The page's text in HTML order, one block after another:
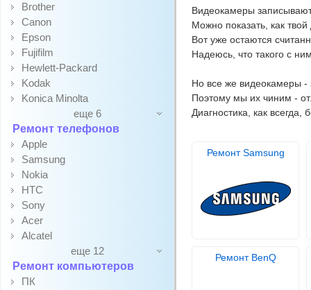
Brother
Canon
Epson
Fujifilm
Hewlett-Packard
Kodak
Konica Minolta
еще 6
Ремонт телефонов
Apple
Samsung
Nokia
HTC
Sony
Acer
Alcatel
еще 12
Ремонт компьютеров
ПК
Видеокамеры
Можно показать, как
Вот уже остаются
Надеюсь, что такого с
Но все же видеокамеры -
Поэтому мы их чиним -
Диагностика, как всегда,
Ремонт Samsung
Ремонт BenQ